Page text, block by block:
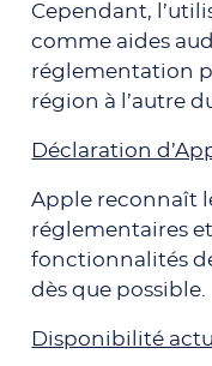
Cependant,
comme aides
réglementation
région à l’autre
Déclaration
Apple reconnaît
réglementaires
fonctionnalités
dès que possible.
Disponibilité